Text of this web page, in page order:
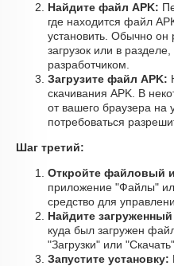
Найдите файл APK:
где находится файл
установить. Обычно он
загрузок или в
разработчиком.
Загрузите файл APK:
скачивания APK. В
от вашего браузера на
потребоваться
Шаг третий:
Откройте файловый
приложение "Файлы"
средство для
Найдите
куда был загружен
"Загрузки" или
Запустите установку: